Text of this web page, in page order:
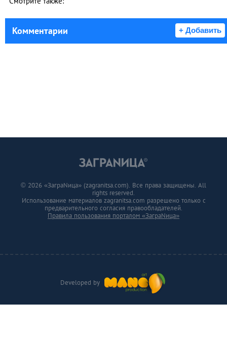
Комментарии + Добавить
Developed by
© 2026 «ЗаграNица» (zagranitsa.com). Все права защищены. All
rights reserved.
Использование материалов zagranitsa.com разрешено только с
предварительного согласия правообладателей.
Правила пользования порталом «ЗаграNица»